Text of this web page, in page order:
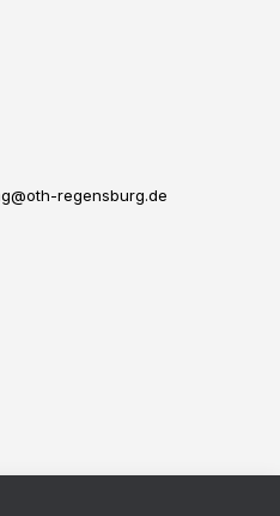
regensburg.de